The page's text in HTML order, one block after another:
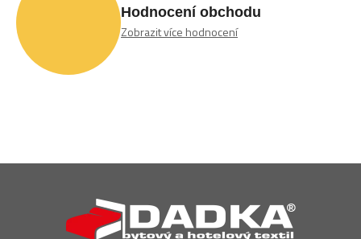
Hodnocení obchodu
Zobrazit více hodnocení